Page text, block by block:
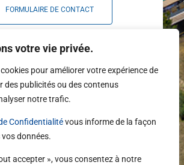
votre vie privée.
pour améliorer votre expérience de
des publicités ou des contenus
notre trafic.
Confidentialitévous informe de la façon
données.
accepter », vous consentez à notre
FORMULAIRE DE CONTACT
a
c
e
b
o
o
k
f
L
i
n
k
e
i
n
o
u
t
e